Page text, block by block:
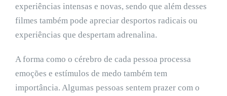
experiências intensas e novas, sendo que além desses
filmes também pode apreciar desportos radicais ou
experiências que despertam adrenalina.
A forma como o cérebro de cada pessoa processa
emoções e estímulos de medo também tem
importância. Algumas pessoas sentem prazer com o